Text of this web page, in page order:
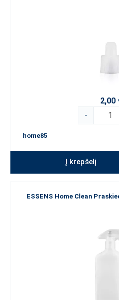
2,00
-
home85
Į krepšelį
ESSENS Home Clean